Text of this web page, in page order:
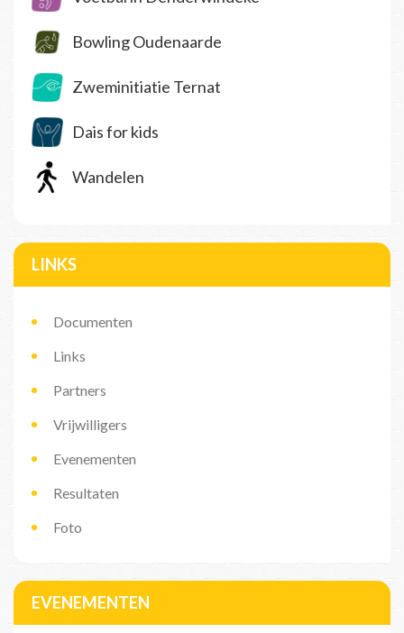
Bowling Oudenaarde
Zweminitiatie Ternat
Dais for kids
Wandelen
LINKS
Documenten
Links
Partners
Vrijwilligers
Evenementen
Resultaten
Foto
EVENEMENTEN